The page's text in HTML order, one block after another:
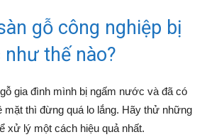
gỗ công nghiệp bị
thế nào?
gia đình mình bị ngấm nước và đã có
mặt thì đừng quá lo lắng. Hãy thử những
xử lý một cách hiệu quả nhất.